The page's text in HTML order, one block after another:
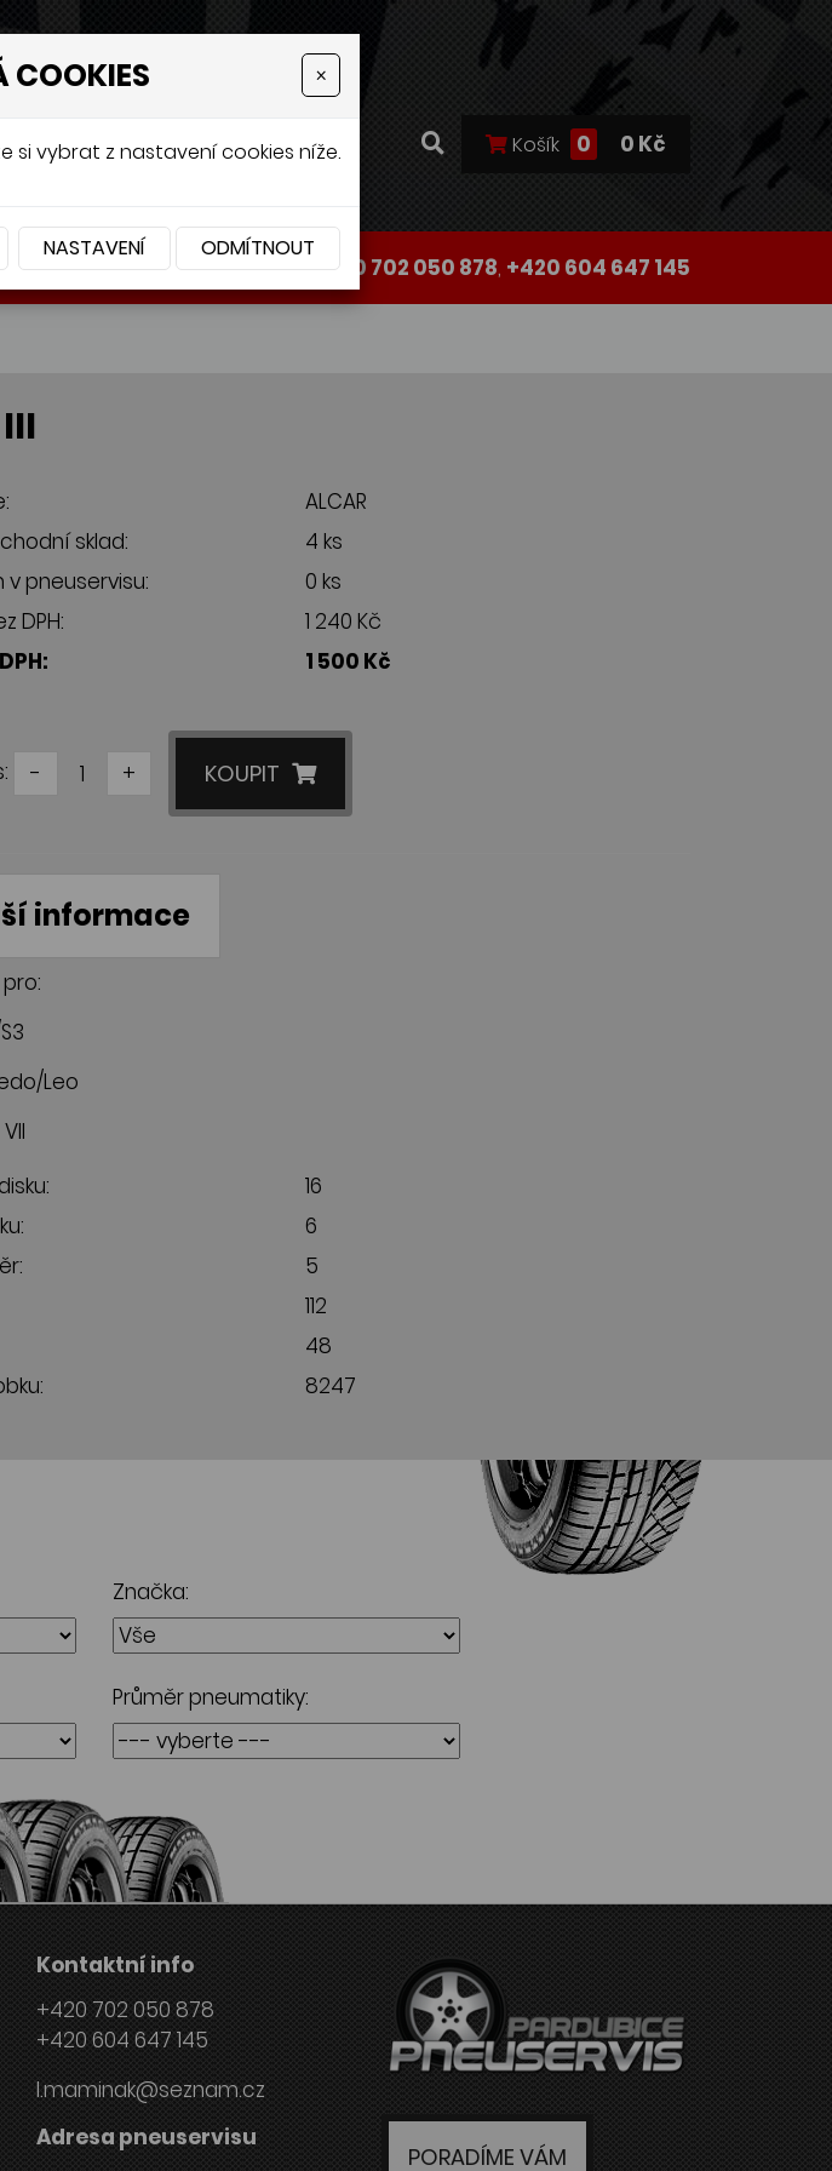
Košík 0 0 Kč
+420 702 050 878, +420 604 647 145
ALCAR
sklad:
4 ks
v pneuservisu:
0 ks
DPH:
1 240 Kč
1 500 Kč
- + KOUPIT
informace
Leo
16
6
5
112
48
8247
Značka:
Průměr pneumatiky:
Kontaktní info
+420 702 050 878
+420 604 647 145
l.maminak@seznam.cz
Adresa pneuservisu
PORADÍME VÁM
COOKIES ×
si vybrat z nastavení cookies níže.
NASTAVENÍ ODMÍTNOUT